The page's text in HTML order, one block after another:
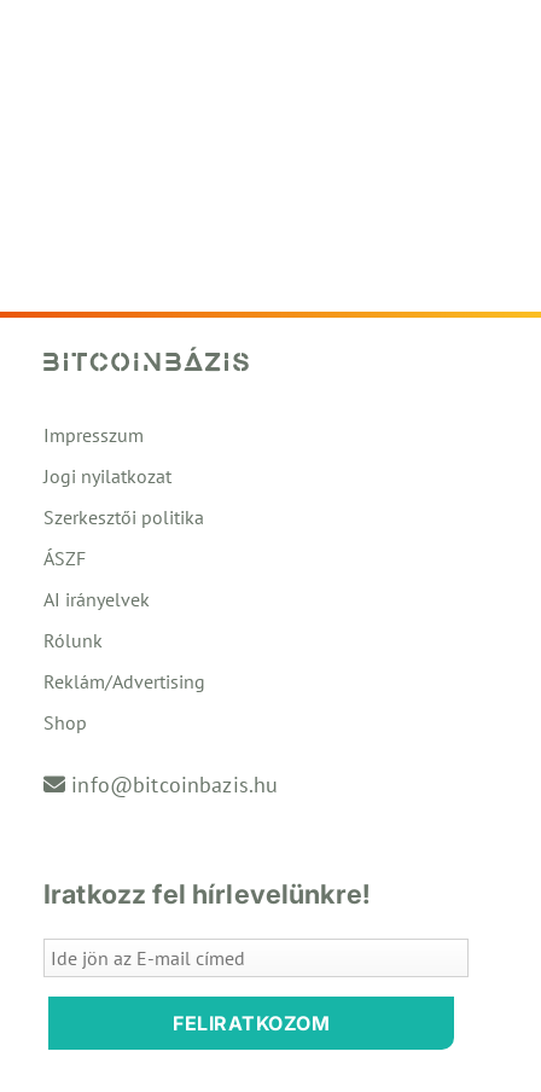
Impresszum
Jogi nyilatkozat
Szerkesztői politika
ÁSZF
AI irányelvek
Rólunk
Reklám/Advertising
Shop
info@bitcoinbazis.hu
Iratkozz fel hírlevelünkre!
FELIRATKOZOM